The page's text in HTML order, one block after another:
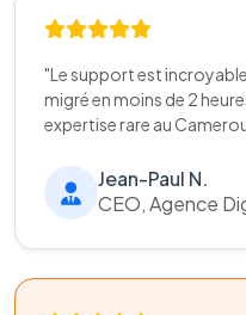
"Le support est
migré en moins de 2
expertise rare au
Jean-Paul N.
CEO, Agence